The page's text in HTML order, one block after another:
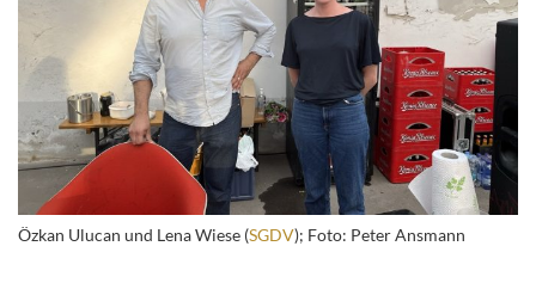
Özkan Ulucan und Lena Wiese (SGDV); Foto: Peter Ansmann